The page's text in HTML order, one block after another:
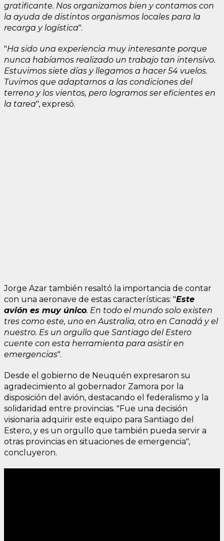
gratificante. Nos organizamos bien y contamos con
la ayuda de distintos organismos locales para la
recarga y logística".
"Ha sido una experiencia muy interesante porque
nunca habíamos realizado un trabajo tan intensivo.
Estuvimos siete días y llegamos a hacer 54 vuelos.
Tuvimos que adaptarnos a las condiciones del
terreno y los vientos, pero logramos ser eficientes en
la tarea", expresó.
Jorge Azar también resaltó la importancia de contar
con una aeronave de estas características: "Este
avión es muy único. En todo el mundo solo existen
tres como este, uno en Australia, otro en Canadá y el
nuestro. Es un orgullo que Santiago del Estero
cuente con esta herramienta para asistir en
emergencias".
Desde el gobierno de Neuquén expresaron su
agradecimiento al gobernador Zamora por la
disposición del avión, destacando el federalismo y la
solidaridad entre provincias. "Fue una decisión
visionaria adquirir este equipo para Santiago del
Estero, y es un orgullo que también pueda servir a
otras provincias en situaciones de emergencia",
concluyeron.